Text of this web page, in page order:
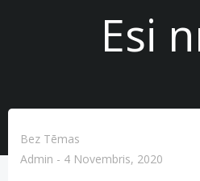
Esi
Bez Tēmas
Admin - 4 Novembris, 2020